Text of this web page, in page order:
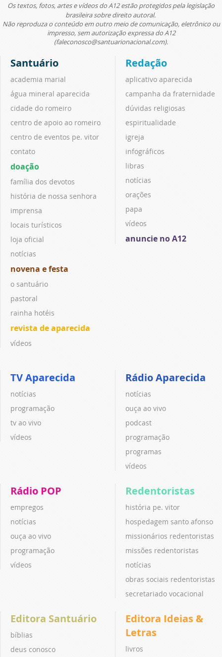
Os textos, fotos, artes e vídeos do A12 estão protegidos pela legislação
brasileira sobre direito autoral.
Não reproduza o conteúdo em outro meio de comunicação, eletrônico ou
impresso, sem autorização expressa do A12
(faleconosco@santuarionacional.com).
Santuário
academia marial
água mineral aparecida
cidade do romeiro
centro de apoio ao romeiro
centro de eventos pe. vitor
contato
doação
família dos devotos
história de nossa senhora
imprensa
locais turísticos
loja oficial
notícias
novena e festa
o santuário
pastoral
rainha hotéis
revista de aparecida
vídeos
Redação
aplicativo aparecida
campanha da fraternidade
dúvidas religiosas
espiritualidade
igreja
infográficos
libras
notícias
orações
papa
vídeos
anuncie no A12
TV Aparecida
notícias
programação
tv ao vivo
vídeos
Rádio Aparecida
notícias
ouça ao vivo
podcast
programação
programas
vídeos
Rádio POP
empregos
notícias
ouça ao vivo
programação
vídeos
Redentoristas
história pe. vitor
hospedagem santo afonso
missionários redentoristas
missões redentoristas
notícias
obras sociais redentoristas
secretariado vocacional
Editora Santuário
bíblias
deus conosco
Editora Ideias &
Letras
livros